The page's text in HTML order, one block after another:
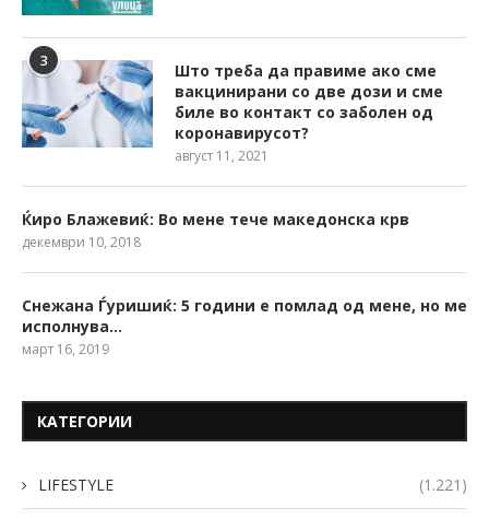
3
Што треба да правиме ако сме
вакцинирани со две дози и сме
биле во контакт со заболен од
коронавирусот?
август 11, 2021
Ќиро Блажевиќ: Во мене тече македонска крв
декември 10, 2018
Снежана Ѓуришиќ: 5 години е помлад од мене, но ме
исполнува…
март 16, 2019
КАТЕГОРИИ
LIFESTYLE (1.221)